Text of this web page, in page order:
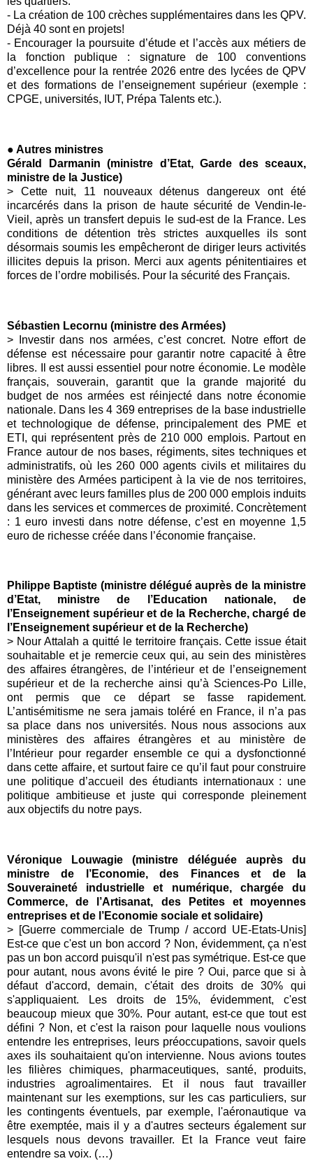
- La création de 100 crèches supplémentaires dans les QPV.
Déjà 40 sont en projets!
- Encourager la poursuite d’étude et l’accès aux métiers de
la fonction publique : signature de 100 conventions
d’excellence pour la rentrée 2026 entre des lycées de QPV
et des formations de l’enseignement supérieur (exemple :
CPGE, universités, IUT, Prépa Talents etc.).
● Autres ministres
Gérald Darmanin (ministre d’Etat, Garde des sceaux,
ministre de la Justice)
> Cette nuit, 11 nouveaux détenus dangereux ont été
incarcérés dans la prison de haute sécurité de Vendin-le-
Vieil, après un transfert depuis le sud-est de la France. Les
conditions de détention très strictes auxquelles ils sont
désormais soumis les empêcheront de diriger leurs activités
illicites depuis la prison. Merci aux agents pénitentiaires et
forces de l’ordre mobilisés. Pour la sécurité des Français.
Sébastien Lecornu (ministre des Armées)
> Investir dans nos armées, c’est concret. Notre effort de
défense est nécessaire pour garantir notre capacité à être
libres. Il est aussi essentiel pour notre économie. Le modèle
français, souverain, garantit que la grande majorité du
budget de nos armées est réinjecté dans notre économie
nationale. Dans les 4 369 entreprises de la base industrielle
et technologique de défense, principalement des PME et
ETI, qui représentent près de 210 000 emplois. Partout en
France autour de nos bases, régiments, sites techniques et
administratifs, où les 260 000 agents civils et militaires du
ministère des Armées participent à la vie de nos territoires,
générant avec leurs familles plus de 200 000 emplois induits
dans les services et commerces de proximité. Concrètement
: 1 euro investi dans notre défense, c’est en moyenne 1,5
euro de richesse créée dans l’économie française.
Philippe Baptiste (ministre délégué auprès de la ministre
d’Etat, ministre de l’Education nationale, de
l’Enseignement supérieur et de la Recherche, chargé de
l’Enseignement supérieur et de la Recherche)
> Nour Attalah a quitté le territoire français. Cette issue était
souhaitable et je remercie ceux qui, au sein des ministères
des affaires étrangères, de l’intérieur et de l’enseignement
supérieur et de la recherche ainsi qu’à Sciences-Po Lille,
ont permis que ce départ se fasse rapidement.
L’antisémitisme ne sera jamais toléré en France, il n’a pas
sa place dans nos universités. Nous nous associons aux
ministères des affaires étrangères et au ministère de
l’Intérieur pour regarder ensemble ce qui a dysfonctionné
dans cette affaire, et surtout faire ce qu’il faut pour construire
une politique d’accueil des étudiants internationaux : une
politique ambitieuse et juste qui corresponde pleinement
aux objectifs du notre pays.
Véronique Louwagie (ministre déléguée auprès du
ministre de l’Economie, des Finances et de la
Souveraineté industrielle et numérique, chargée du
Commerce, de l’Artisanat, des Petites et moyennes
entreprises et de l’Economie sociale et solidaire)
> [Guerre commerciale de Trump / accord UE-Etats-Unis]
Est-ce que c'est un bon accord ? Non, évidemment, ça n'est
pas un bon accord puisqu'il n'est pas symétrique. Est-ce que
pour autant, nous avons évité le pire ? Oui, parce que si à
défaut d'accord, demain, c'était des droits de 30% qui
s'appliquaient. Les droits de 15%, évidemment, c'est
beaucoup mieux que 30%. Pour autant, est-ce que tout est
défini ? Non, et c'est la raison pour laquelle nous voulions
entendre les entreprises, leurs préoccupations, savoir quels
axes ils souhaitaient qu'on intervienne. Nous avions toutes
les filières chimiques, pharmaceutiques, santé, produits,
industries agroalimentaires. Et il nous faut travailler
maintenant sur les exemptions, sur les cas particuliers, sur
les contingents éventuels, par exemple, l'aéronautique va
être exemptée, mais il y a d'autres secteurs également sur
lesquels nous devons travailler. Et la France veut faire
entendre sa voix. (…)